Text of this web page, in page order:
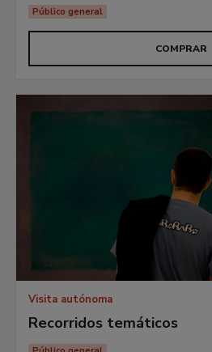
Público general
COMPRAR
Visita autónoma
Recorridos temáticos